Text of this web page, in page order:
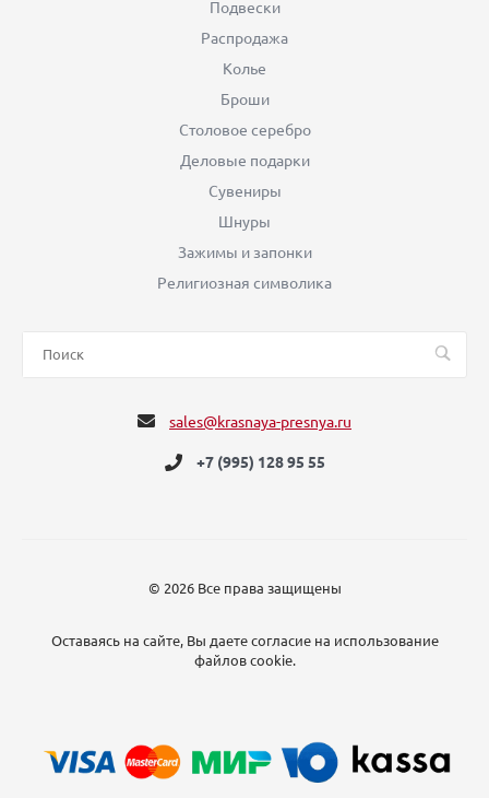
Подвески
Распродажа
Колье
Броши
Столовое серебро
Деловые подарки
Сувениры
Шнуры
Зажимы и запонки
Религиозная символика
sales@krasnaya-presnya.ru
+7 (995) 128 95 55
© 2026 Все права защищены
Оставаясь на сайте, Вы даете согласие на использование
файлов cookie.